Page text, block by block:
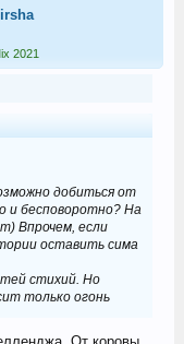
2021
добиться от
и бесповоротно? На
Впрочем, если
оставить сима
стихий. Но
только огонь